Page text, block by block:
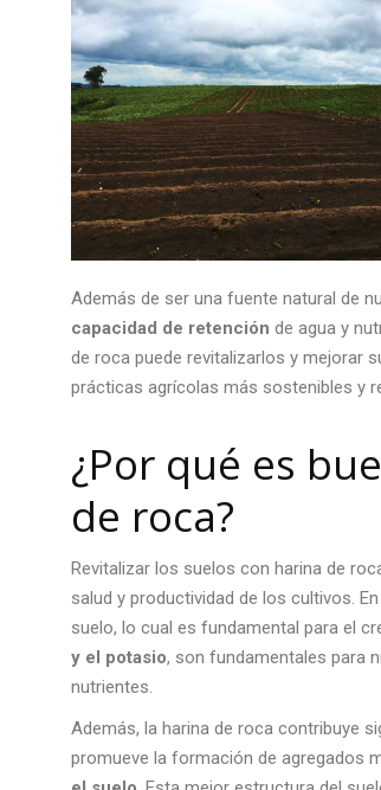
Además de ser una fuente natural de
capacidad de retención de agua y
de roca puede revitalizarlos y mejorar
prácticas agrícolas más sostenibles y
¿Por qué es
de roca?
Revitalizar los suelos con harina de
salud y productividad de los cultivos.
suelo, lo cual es fundamental para el
y el potasio, son fundamentales para
nutrientes.
Además, la harina de roca contribuye
promueve la formación de agregados